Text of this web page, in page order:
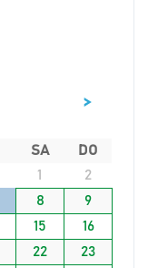
>
SA
DO
1
2
8
9
15
16
22
23